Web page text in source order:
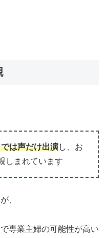
は声だけ出演し、お
しまれています
、
専業主婦の可能性が高い